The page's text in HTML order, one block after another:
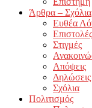
Άρθρα – Σχόλια
Ευθέα
Επιστολές
Στιγμές
Απόψεις
Δηλώσεις
Σχόλια
Πολιτισμός